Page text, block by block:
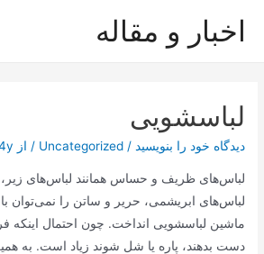
اخبار و مقاله
لباسشویی
دیدگاه‌ خود را بنویسید /
Uncategorized / از
لباس‌های ظریف و حساس همانند لباس‌های
لباس‌های ابریشمی، حریر و ساتن را نمی‌توان
ماشین لباسشویی انداخت. چون احتمال اینکه
دست بدهند، پاره یا شل شوند زیاد است. به